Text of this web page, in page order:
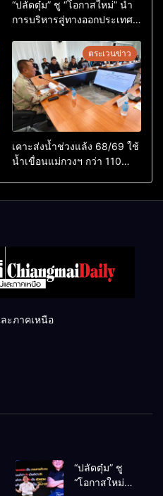
“ปลัดตุ๋ม” ชู “โอกาสใหม่” นำ
การบริหารสู่ทางออกประเทศ
ตระเวนข่าว
เคาะส่งน้ำช่วงแล้ง 68/69 ใช้
น้ำเขื่อนแม่กวงฯ กว่า 110
ะภาคเหนือ
“ปลัดตุ๋ม” ชู
“โอกาสใหม่”